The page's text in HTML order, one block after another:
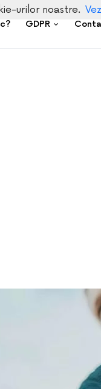
GDPR
urilor noastre.